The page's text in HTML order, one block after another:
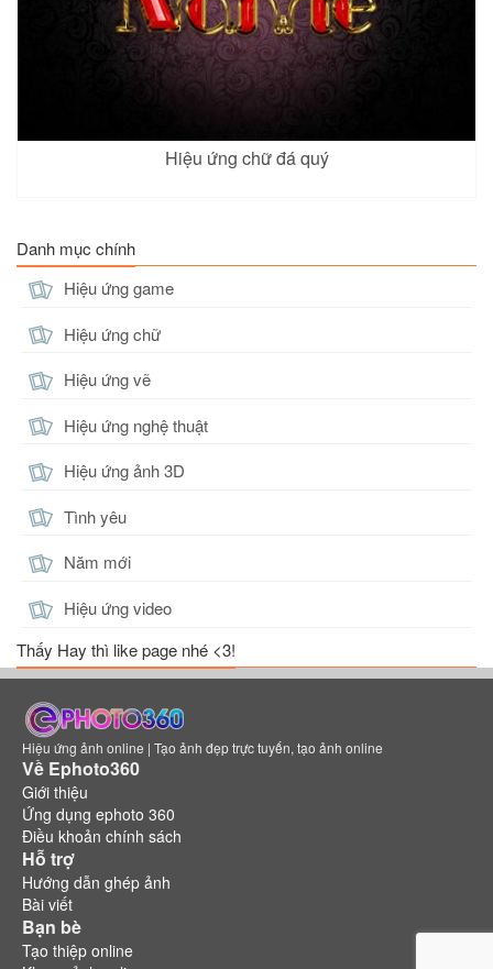
Hiệu ứng chữ đá quý
Danh mục chính
Hiệu ứng game
Hiệu ứng chữ
Hiệu ứng vẽ
Hiệu ứng nghệ thuật
Hiệu ứng ảnh 3D
Tình yêu
Năm mới
Hiệu ứng video
Thấy Hay thì like page nhé <3!
Hiệu ứng ảnh online | Tạo ảnh đẹp trực tuyến, tạo ảnh online
Về Ephoto360
Giới thiệu
Ứng dụng ephoto 360
Điều khoản chính sách
Hỗ trợ
Hướng dẫn ghép ảnh
Bài viết
Bạn bè
Tạo thiệp online